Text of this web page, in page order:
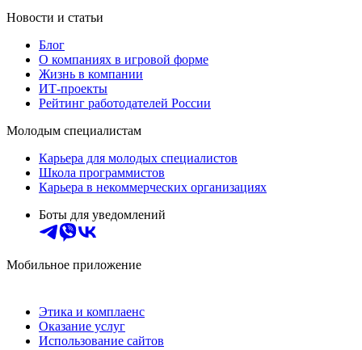
Новости и статьи
Блог
О компаниях в игровой форме
Жизнь в компании
ИТ-проекты
Рейтинг работодателей России
Молодым специалистам
Карьера для молодых специалистов
Школа программистов
Карьера в некоммерческих организациях
Боты для уведомлений
Мобильное приложение
Этика и комплаенс
Оказание услуг
Использование сайтов